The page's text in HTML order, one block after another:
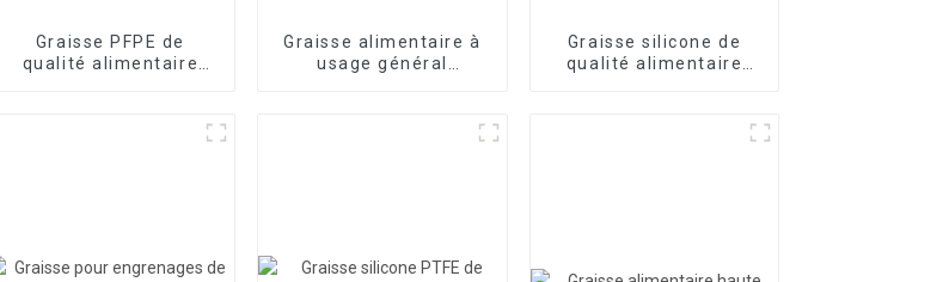
Graisse PFPE de
qualité alimentaire
Graisse alimentaire à
usage général
Graisse silicone de
qualité alimentaire